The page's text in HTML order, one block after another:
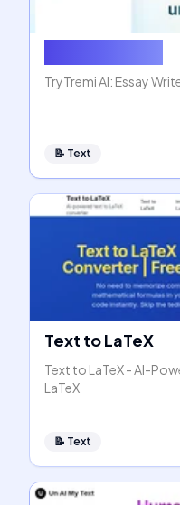
TryTremi AI: Essay
📝 Text
Text to LaTeX
Text to LaTeX - AI-
LaTeX
📝 Text